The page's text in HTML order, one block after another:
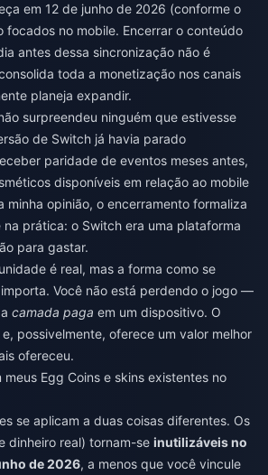
em 12 de junho de 2026 (conforme o
focados no mobile. Encerrar o conteúdo
antes dessa sincronização não é
toda a monetização nos canais
planeja expandir.
surpreendeu ninguém que estivesse
de Switch já havia parado
paridade de eventos meses antes,
disponíveis em relação ao mobile
minha opinião, o encerramento formaliza
prática: o Switch era uma plataforma
para gastar.
é real, mas a forma como se
Você não está perdendo o jogo —
camada paga em um dispositivo. O
possivelmente, oferece um valor melhor
ofereceu.
Egg Coins e skins existentes no
se aplicam a duas coisas diferentes. Os
dinheiro real) tornam-se inutilizáveis no
de 2026, a menos que você vincule